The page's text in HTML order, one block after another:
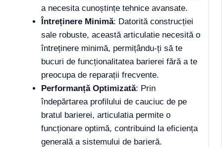
a necesita cunoștințe tehnice avansate.
Întreținere Minimă: Datorită construcției
sale robuste, această articulatie necesită o
întreținere minimă, permițându-ți să te
bucuri de funcționalitatea barierei fără a te
preocupa de reparații frecvente.
Performanță Optimizată: Prin
îndepărtarea profilului de cauciuc de pe
bratul barierei, articulatia permite o
funcționare optimă, contribuind la eficiența
generală a sistemului de barieră.